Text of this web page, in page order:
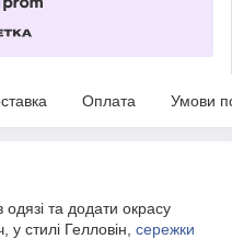
Оплата Умови
та додати окрасу
стилі Гелловін, сережки